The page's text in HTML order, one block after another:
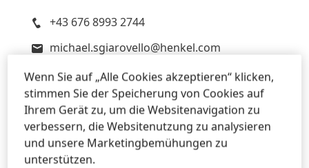
+43 676 8993 2744
michael.sgiarovello@henkel.com
Download Visitenkarte
Zu meiner Sammlung hinzufügen
Wenn Sie auf „Alle Cookies akzeptieren“ klicken,
stimmen Sie der Speicherung von Cookies auf
Ihrem Gerät zu, um die Websitenavigation zu
verbessern, die Websitenutzung zu analysieren
und unsere Marketingbemühungen zu
unterstützen.